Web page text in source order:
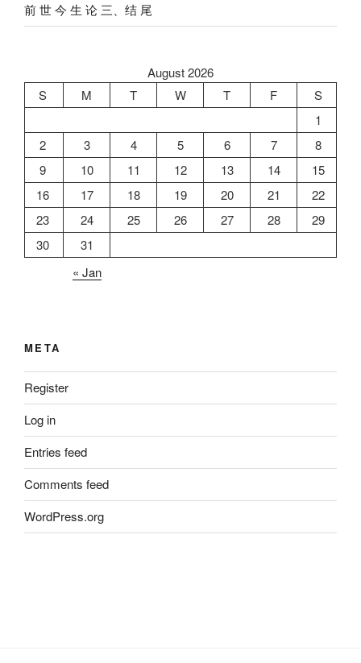
前 世 今 生 论 三、结 尾
August 2026
S
M T W T F
S
1
2
3 4 5 6 7
8
9
10 11 12 13 14
15
16
17 18 19 20 21
22
23
24 25 26 27 28
29
30
31
« Jan
META
Register
Log in
Entries feed
Comments feed
WordPress.org